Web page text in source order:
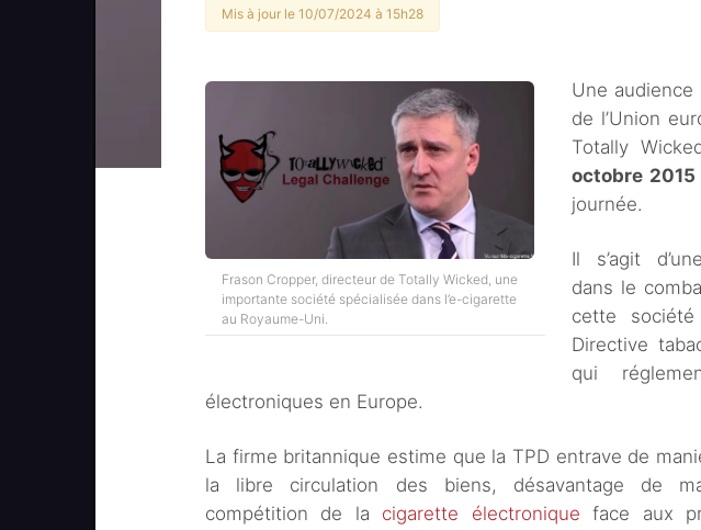
Mis à jour le 10/07/2024 à 15h28
Frason Cropper, directeur de Totally Wicked, une
importante société spécialisée dans l’e-cigarette
au Royaume-Uni.
Une
de l’Union
Totally
octobre 2015
journée.
Il s’agit
dans le
cette
Directive
qui
électroniques en Europe.
La firme britannique estime que la TPD entrave de
la libre circulation des biens, désavantage de
compétition de la cigarette électronique face aux